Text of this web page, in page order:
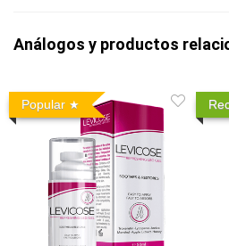
Análogos y productos
Popular